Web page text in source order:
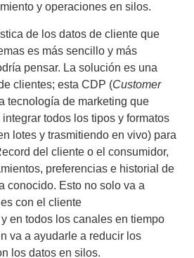
y operaciones en silos.
de los datos de cliente que
es más sencillo y más
pensar. La solución es una
clientes; esta CDP (Customer
tecnología de marketing que
todos los tipos y formatos
lotes y trasmitiendo en vivo) para
del cliente o el consumidor,
preferencias e historial de
conocido. Esto no solo va a
con el cliente
y en todos los canales en tiempo
va a ayudarle a reducir los
los datos en silos.